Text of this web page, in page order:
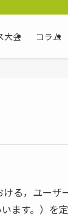
大会 コラム
る，ユーザ
ます。）を